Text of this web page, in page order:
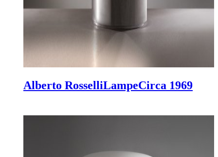
Alberto RosselliLampeCirca 1969